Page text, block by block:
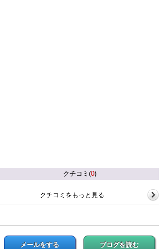
クチコミ(0)
クチコミをもっと見る
メールをする ブログを読む